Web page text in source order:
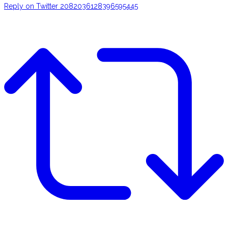
Reply on Twitter 2082036128396595445